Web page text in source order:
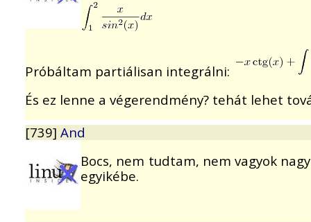
Próbáltam partiálisan integrálni:
És ez lenne a végerendmény? tehát lehet
[739] And
Bocs, nem tudtam, nem vagyok
egyikébe.